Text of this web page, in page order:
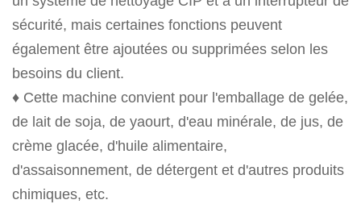
sécurité, mais certaines fonctions peuvent
également être ajoutées ou supprimées selon les
besoins du client.
♦ Cette machine convient pour l'emballage de gelée,
de lait de soja, de yaourt, d'eau minérale, de jus, de
crème glacée, d'huile alimentaire,
d'assaisonnement, de détergent et d'autres produits
chimiques, etc.